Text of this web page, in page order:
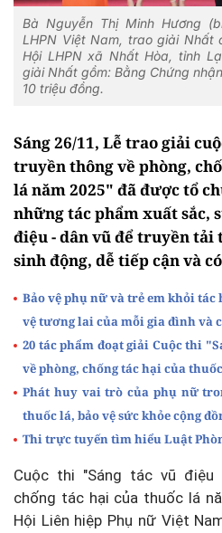
Bà Nguyễn Thị Minh Hương
LHPN Việt Nam, trao giải
Hội LHPN xã Nhất Hòa, tỉnh
giải Nhất gồm: Bằng Chứng
10 triệu đồng.
Sáng 26/11, Lễ trao giải
truyền thông về phòng,
lá năm 2025" đã được tổ
những tác phẩm xuất sắc,
điệu - dân vũ để truyền tải
sinh động, dễ tiếp cận và
Bảo vệ phụ nữ và trẻ em khỏi
vệ tương lai của mỗi gia đình và
20 tác phẩm đoạt giải Cuộc thi
về phòng, chống tác hại của
Phát huy vai trò của phụ nữ
thuốc lá, bảo vệ sức khỏe cộng
Thi trực tuyến tìm hiểu Luật
Cuộc thi "Sáng tác vũ điệu
chống tác hại của thuốc lá
Hội Liên hiệp Phụ nữ Việt